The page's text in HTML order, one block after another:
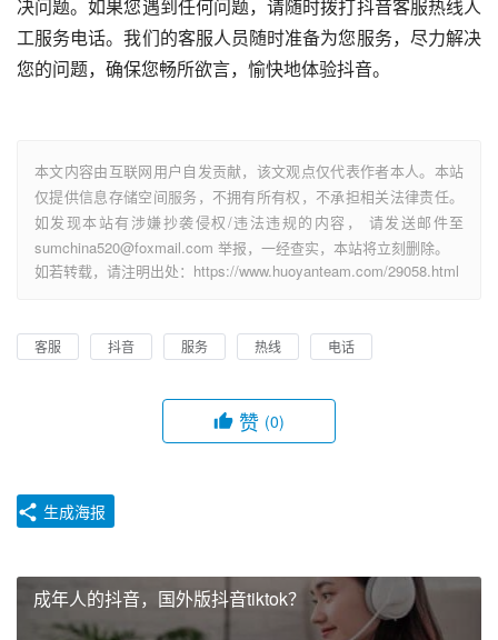
决问题。如果您遇到任何问题，请随时拨打抖音客服热线人
工服务电话。我们的客服人员随时准备为您服务，尽力解决
您的问题，确保您畅所欲言，愉快地体验抖音。
本文内容由互联网用户自发贡献，该文观点仅代表作者本人。本站
仅提供信息存储空间服务，不拥有所有权，不承担相关法律责任。
如发现本站有涉嫌抄袭侵权/违法违规的内容， 请发送邮件至
sumchina520@foxmail.com 举报，一经查实，本站将立刻删除。
如若转载，请注明出处：https://www.huoyanteam.com/29058.html
客服 抖音 服务 热线 电话
赞 (0)
生成海报
成年人的抖音，国外版抖音tiktok？